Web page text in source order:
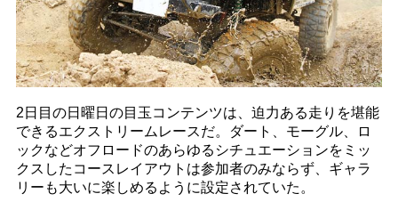
2日目の日曜日の目玉コンテンツは、迫力ある走りを堪能
できるエクストリームレースだ。ダート、モーグル、ロ
ックなどオフロードのあらゆるシチュエーションをミッ
クスしたコースレイアウトは参加者のみならず、ギャラ
リーも大いに楽しめるように設定されていた。